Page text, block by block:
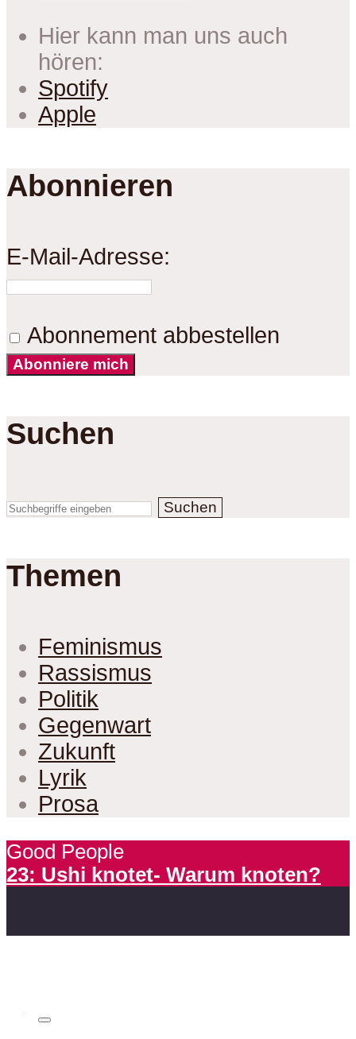
Hier kann man uns auch
hören:
Spotify
Apple
Abonnieren
E-Mail-Adresse:
Abonnement abbestellen
Abonniere mich
Suchen
Suchen
Themen
Feminismus
Rassismus
Politik
Gegenwart
Zukunft
Lyrik
Prosa
Good People
23: Ushi knotet- Warum knoten?